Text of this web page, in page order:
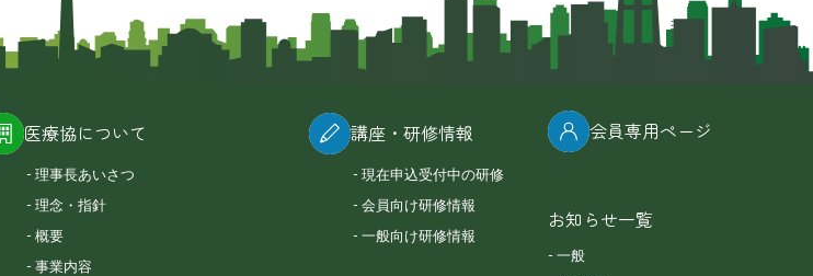
医療協について
理事長あいさつ
理念・指針
概要
事業内容
講座・研修情報
現在申込受付中の研修
会員向け研修情報
一般向け研修情報
会員専用ページ
お知らせ一覧
一般